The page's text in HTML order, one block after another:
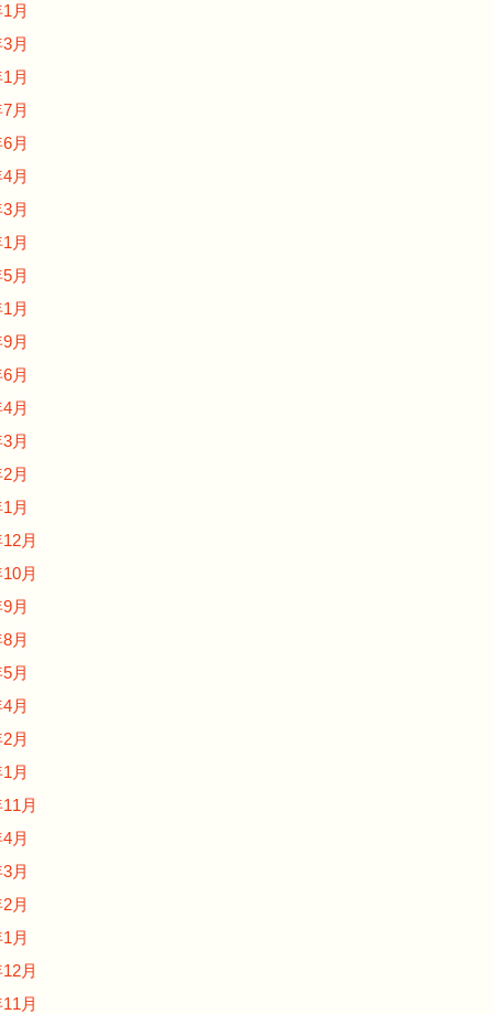
月
月
月
月
月
月
月
月
月
月
月
月
月
月
月
月
月
月
月
月
月
月
月
月
月
月
月
月
月
月
月